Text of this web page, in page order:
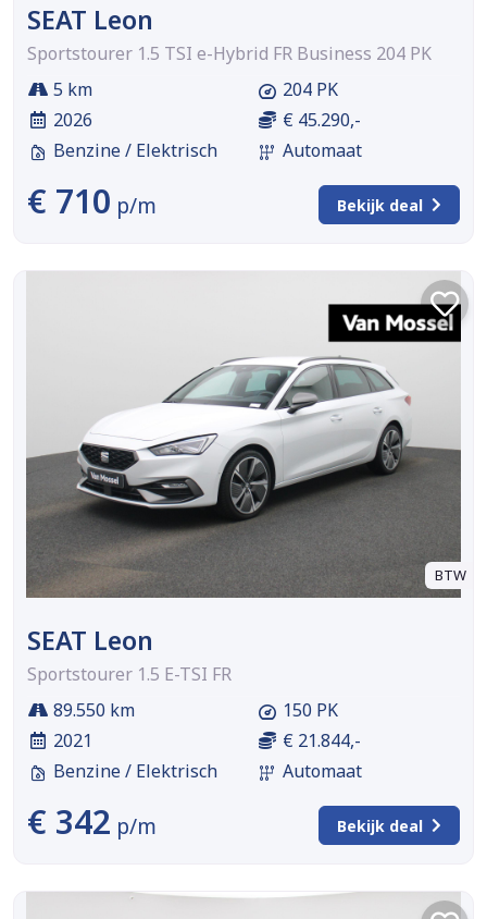
SEAT Leon
Sportstourer 1.5 TSI e-Hybrid FR Business 204 PK
5 km
2026
Benzine / Elektrisch
204 PK
€ 45.290,-
Automaat
€ 710 p/m Bekijk deal
BTW
SEAT Leon
Sportstourer 1.5 E-TSI FR
89.550 km
2021
Benzine / Elektrisch
150 PK
€ 21.844,-
Automaat
€ 342 p/m Bekijk deal